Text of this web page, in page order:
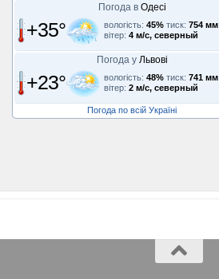
Погода в Одесі
+35° вологість: 45% тиск: 754 мм
вітер: 4 м/с, северный
Погода у Львові
+23° вологість: 48% тиск: 741 мм
вітер: 2 м/с, северный
Погода по всій Україні